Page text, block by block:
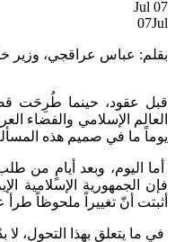
07
Jul
07Jul
بقلم: عباس عراقجي، وزير
قبل عقود، حينما طُرِحَت
العالم الإسلامي والفضاء
يوماً ما في صميم هذه
أما اليوم، وبعد أيامٍ من
فإن الجمهورية الإسلامية
أثبتت أنّ تغييراً ملحوظاً
في ما يتعلق بهذا التحول،